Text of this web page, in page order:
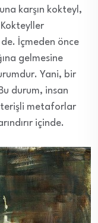
karşın kokteyl,
İçmeden önce
gelmesine
Yani, bir
durum, insan
metaforlar
içinde.